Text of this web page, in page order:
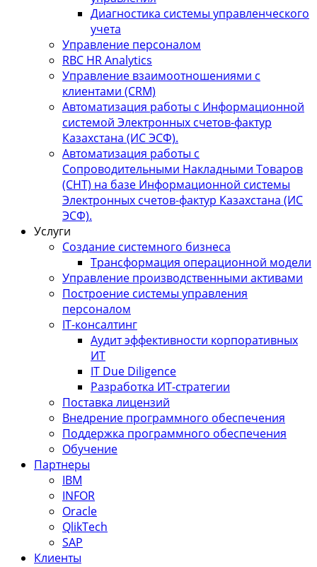
Диагностика системы управленческого
учета
Управление персоналом
RBC HR Аnalytics
Управление взаимоотношениями с
клиентами (СRM)
Автоматизация работы с Информационной
системой Электронных счетов-фактур
Казахстана (ИС ЭСФ).
Автоматизация работы с
Сопроводительными Накладными Товаров
(СНТ) на базе Информационной системы
Электронных счетов-фактур Казахстана (ИС
ЭСФ).
Услуги
Создание системного бизнеса
Трансформация операционной модели
Управление производственными активами
Построение системы управления
персоналом
IT-консалтинг
Аудит эффективности корпоративных
ИТ
IT Due Diligence
Разработка ИТ-стратегии
Поставка лицензий
Внедрение программного обеспечения
Поддержка программного обеспечения
Обучение
Партнеры
IBM
INFOR
Oracle
QlikTech
SAP
Клиенты